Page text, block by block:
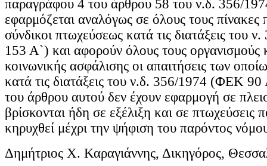
παραγράφου 4 του άρθρου 58 του ν.δ. 356/
εφαρμόζεται αναλόγως σε όλους τους πίνακες
σύνδικοι πτωχεύσεως κατά τις διατάξεις
153 Α`) και αφορούν όλους τους οργανισμούς
κοινωνικής ασφάλισης οι απαιτήσεις των
κατά τις διατάξεις του ν.δ. 356/1974 (ΦΕΚ 90
του άρθρου αυτού δεν έχουν εφαρμογή σε
βρίσκονται ήδη σε εξέλιξη και σε πτωχεύσεις
κηρυχθεί μέχρι την ψήφιση του παρόντος
Δημήτριος Χ. Καραγιάννης, Δικηγόρος,